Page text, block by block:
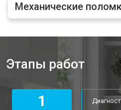
Механические
Этапы работ
1